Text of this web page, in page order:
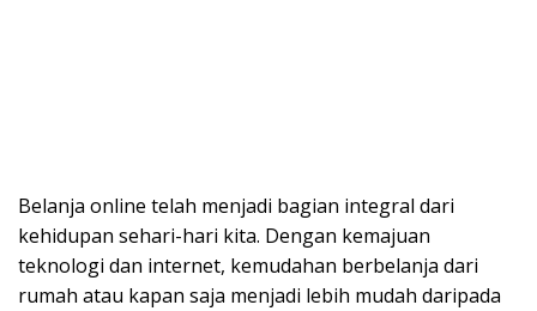
Belanja online telah menjadi bagian integral dari
kehidupan sehari-hari kita. Dengan kemajuan
teknologi dan internet, kemudahan berbelanja dari
rumah atau kapan saja menjadi lebih mudah daripada